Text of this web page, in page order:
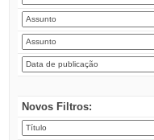
Novos Filtros: